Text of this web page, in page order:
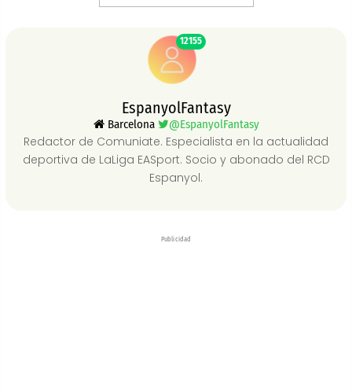
12155
EspanyolFantasy
Barcelona @EspanyolFantasy
Redactor de Comuniate. Especialista en la actualidad
deportiva de LaLiga EASport. Socio y abonado del RCD
Espanyol.
Publicidad